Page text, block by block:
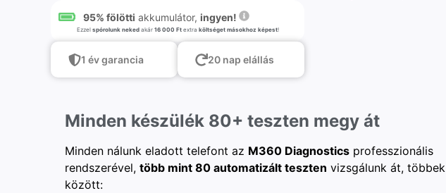
95% fölötti akkumulátor, ingyen!
Ezzel spórolunk nekedakár 16 000 Ftextra költséget másokhoz képest!
1 év garancia 20 nap elállás
Minden készülék 80+ teszten megy át
Minden nálunk eladott telefont az M360 Diagnostics professzionális
rendszerével, több mint 80 automatizált teszten vizsgálunk át, többek
között: